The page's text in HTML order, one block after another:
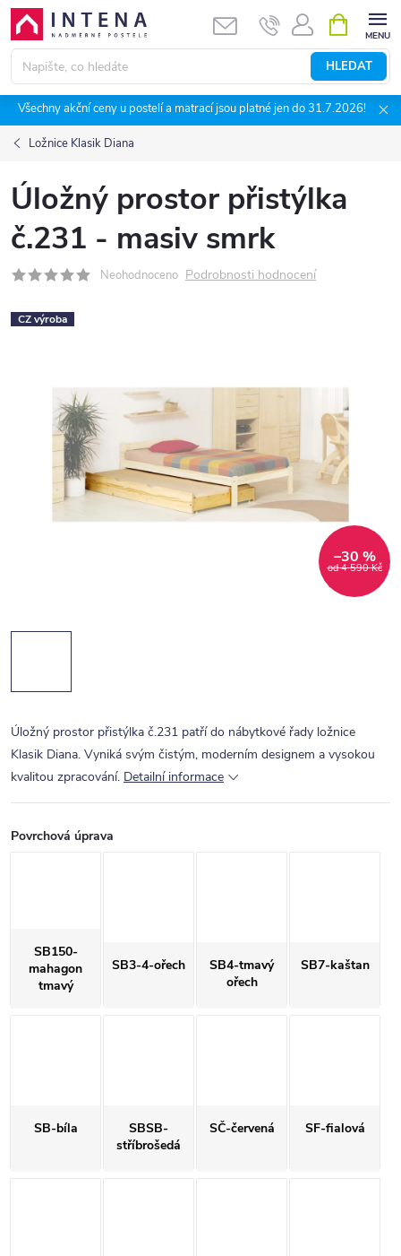
Přejít
obsah
HLEDAT
NÁKUPNÍ
KOŠÍK
Všechny akční ceny u postelí a matrací jsou platné jen do 31.7.2026!
Ložnice Klasik Diana
Úložný prostor přistýlka
č.231 - masiv smrk
Neohodnoceno Podrobnosti hodnocení
CZ výroba
od 4 590 Kč
–30 %
Úložný prostor přistýlka č.231 patří do nábytkové řady ložnice
Klasik Diana. Vyniká svým čistým, moderním designem a vysokou
kvalitou zpracování. Detailní informace
Povrchová úprava
SB150-
mahagon
tmavý
SB3-4-ořech
SB4-tmavý
ořech
SB7-kaštan
SB-bíla
SBSB-
stříbrošedá
SČ-červená SF-fialová